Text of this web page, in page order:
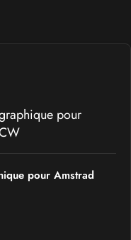
pour Amstrad